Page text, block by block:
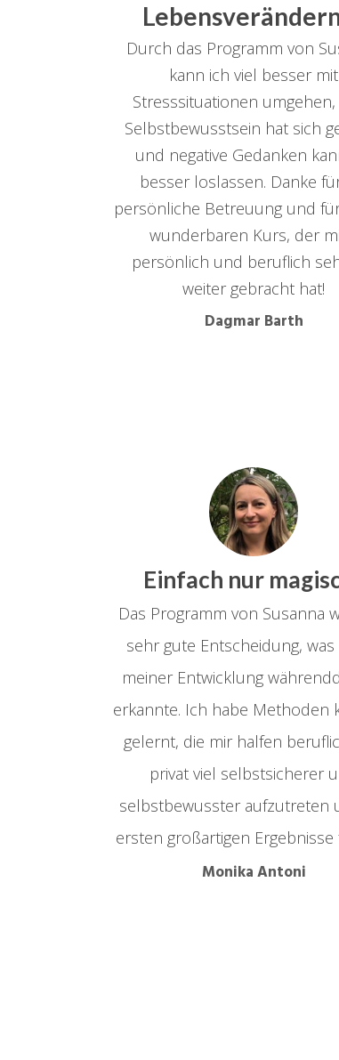
Durch das Programm von
kann ich viel besser mit
Stresssituationen
Selbstbewusstsein hat sich
und negative Gedanken
besser loslassen. Danke
persönliche Betreuung und
wunderbaren Kurs, der
persönlich und beruflich
weiter gebracht hat!
Dagmar Barth
Einfach nur
Das Programm von Susanna
sehr gute Entscheidung, was
meiner Entwicklung
erkannte. Ich habe Methoden
gelernt, die mir halfen
privat viel selbstsicherer
selbstbewusster aufzutreten
ersten großartigen Ergebnisse
Monika Antoni